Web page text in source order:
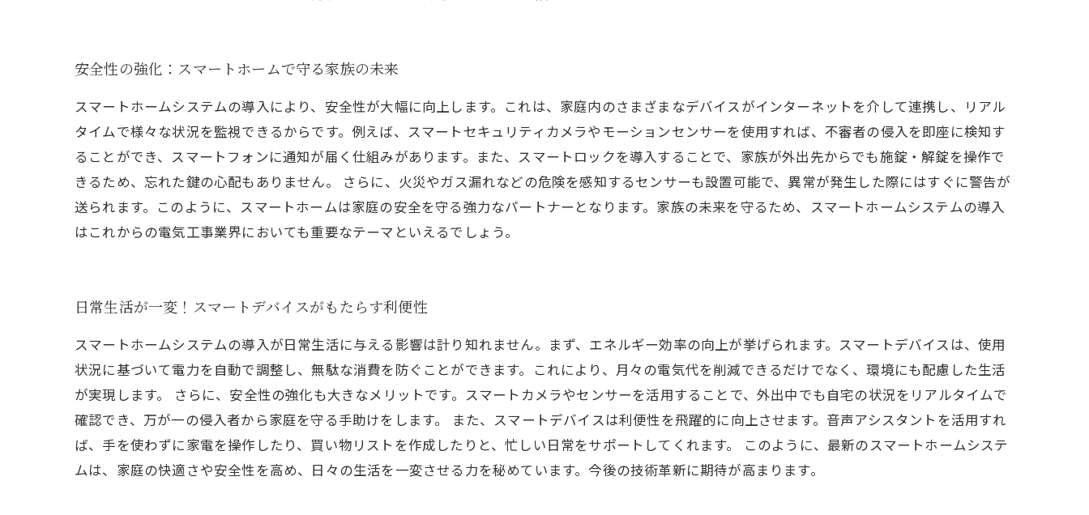
安全性の強化：スマートホームで守る家族の未来
スマートホームシステムの導入により、安全性が大幅に向上します。これは、家庭内のさまざまなデバイスがインターネットを介して連携し、リアル
タイムで様々な状況を監視できるからです。例えば、スマートセキュリティカメラやモーションセンサーを使用すれば、不審者の侵入を即座に検知す
ることができ、スマートフォンに通知が届く仕組みがあります。また、スマートロックを導入することで、家族が外出先からでも施錠・解錠を操作で
きるため、忘れた鍵の心配もありません。 さらに、火災やガス漏れなどの危険を感知するセンサーも設置可能で、異常が発生した際にはすぐに警告が
送られます。このように、スマートホームは家庭の安全を守る強力なパートナーとなります。家族の未来を守るため、スマートホームシステムの導入
はこれからの電気工事業界においても重要なテーマといえるでしょう。
日常生活が一変！スマートデバイスがもたらす利便性
スマートホームシステムの導入が日常生活に与える影響は計り知れません。まず、エネルギー効率の向上が挙げられます。スマートデバイスは、使用
状況に基づいて電力を自動で調整し、無駄な消費を防ぐことができます。これにより、月々の電気代を削減できるだけでなく、環境にも配慮した生活
が実現します。 さらに、安全性の強化も大きなメリットです。スマートカメラやセンサーを活用することで、外出中でも自宅の状況をリアルタイムで
確認でき、万が一の侵入者から家庭を守る手助けをします。 また、スマートデバイスは利便性を飛躍的に向上させます。音声アシスタントを活用すれ
ば、手を使わずに家電を操作したり、買い物リストを作成したりと、忙しい日常をサポートしてくれます。 このように、最新のスマートホームシステ
ムは、家庭の快適さや安全性を高め、日々の生活を一変させる力を秘めています。今後の技術革新に期待が高まります。